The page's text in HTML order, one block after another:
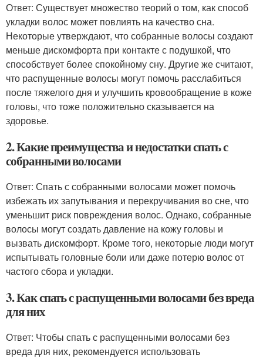
Ответ: Существует множество теорий о том, как способ
укладки волос может повлиять на качество сна.
Некоторые утверждают, что собранные волосы создают
меньше дискомфорта при контакте с подушкой, что
способствует более спокойному сну. Другие же считают,
что распущенные волосы могут помочь расслабиться
после тяжелого дня и улучшить кровообращение в коже
головы, что тоже положительно сказывается на
здоровье.
2. Какие преимущества и недостатки спать с
собранными волосами
Ответ: Спать с собранными волосами может помочь
избежать их запутывания и перекручивания во сне, что
уменьшит риск повреждения волос. Однако, собранные
волосы могут создать давление на кожу головы и
вызвать дискомфорт. Кроме того, некоторые люди могут
испытывать головные боли или даже потерю волос от
частого сбора и укладки.
3. Как спать с распущенными волосами без вреда
для них
Ответ: Чтобы спать с распущенными волосами без
вреда для них, рекомендуется использовать